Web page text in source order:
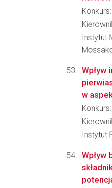
Konkurs:
Instytut
Wpływ
w
Konkurs:
Instytut
Wpływ